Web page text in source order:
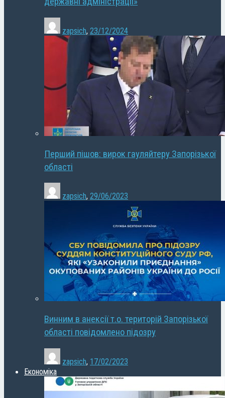
zapsich, 23/12/2024
Перший пішов: вирок гауляйтеру Запорізької
області
zapsich, 29/06/2023
Винним в анексії т.о. територій Запорізької
області повідомлено підозру
zapsich, 17/02/2023
Економіка